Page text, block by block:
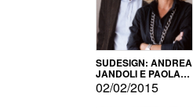
SUDESIGN: ANDREA
JANDOLI E PAOLA
PISAPIA
02/02/2015